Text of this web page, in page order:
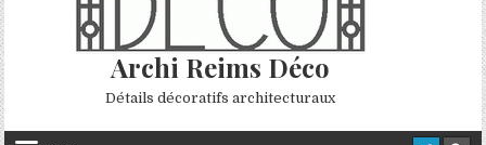
Archi Reims Déco
Détails décoratifs architecturaux